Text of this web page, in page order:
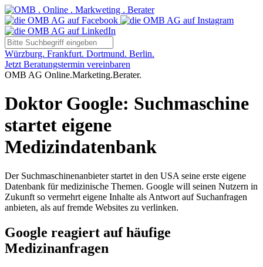
Würzburg. Frankfurt. Dortmund. Berlin.
Jetzt Beratungstermin vereinbaren
OMB AG Online.Marketing.Berater.
Doktor Google: Suchmaschine
startet eigene
Medizindatenbank
Der Suchmaschinenanbieter startet in den USA seine erste eigene
Datenbank für medizinische Themen. Google will seinen Nutzern in
Zukunft so vermehrt eigene Inhalte als Antwort auf Suchanfragen
anbieten, als auf fremde Websites zu verlinken.
Google reagiert auf häufige
Medizinanfragen